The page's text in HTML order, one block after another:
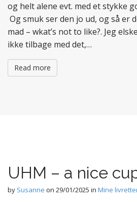
og helt alene evt. med et stykke
Og smuk ser den jo ud, og så er
mad – wkat’s not to like?. Jeg
ikke tilbage med det,…
Read more
UHM – a nice
by Susanne on 29/01/2025 in Mine